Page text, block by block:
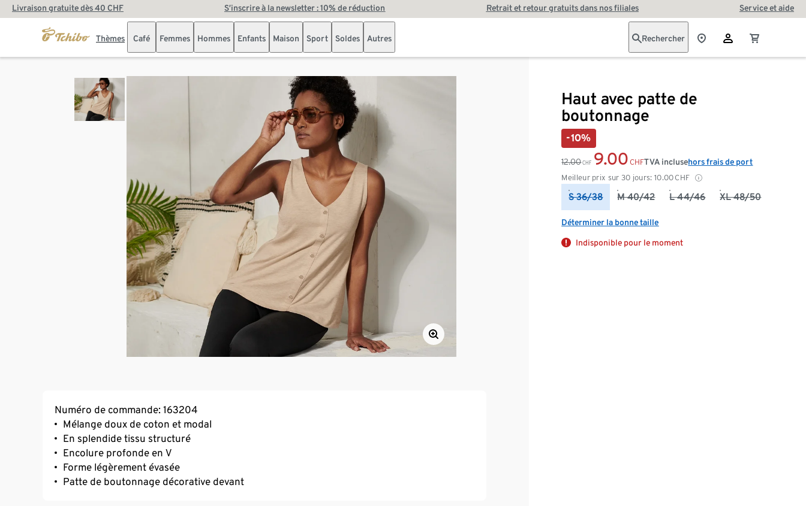
Livraison gratuite dès 40 CHF S’inscrire à la newsletter : 10% de réduction Retrait et retour gratuits dans nos filiales Service et aide
Thèmes Café Femmes Hommes Enfants Maison Sport Soldes Autres Rechercher
Haut avec patte de
boutonnage
-10%
12.00 CHF 9.00 CHF
Meilleur prix sur 30 jours: 10.00CHF
TVA inclusehors frais de port
S 36/38 M 40/42 L 44/46 XL 48/50
Déterminer la bonne taille
Indisponible pour le moment
Numéro de commande: 163204
Mélange doux de coton et modal
En splendide tissu structuré
Encolure profonde en V
Forme légèrement évasée
Patte de boutonnage décorative devant